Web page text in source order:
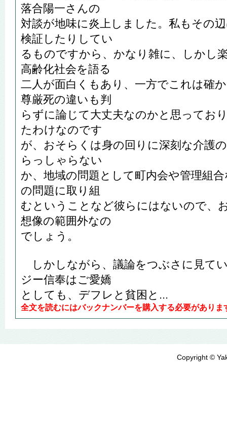
落合陽一さんの
対談が地味に炎上しました。私もその
検証したりしてい
るものですから、かなり雑に、しかし
高齢化社会を語る
二人が面白くもあり、一方でこれは確
尊厳死の違いも判
らずに論じて大丈夫なのかと思ってお
たわけなのです
が、おそらくは身の回りに深刻な介護
らっしゃらない
か、地域の問題として町内会や管理組
の問題に取り組
むということなど彼らにはないので、
想像の範囲外なの
でしょう。
しかしながら、議論をつぶさに見て
ジー信奉はご愛嬌
としても、デフレと貧困と...
全文を読むにはバックナンバーを購入する必要がありま
Copyright ©